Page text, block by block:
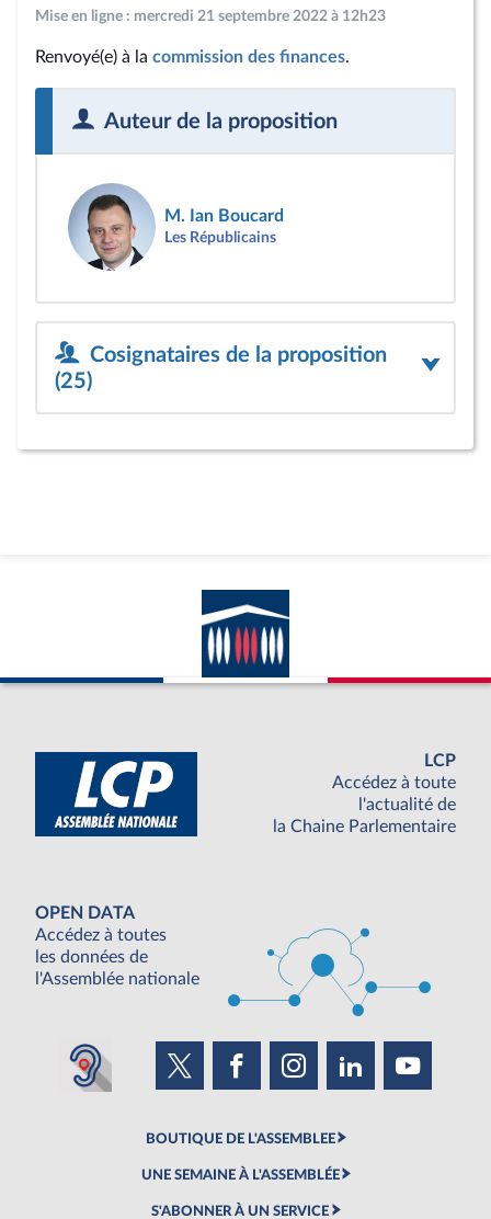
Mise en ligne : mercredi 21 septembre 2022 à 12h23
Renvoyé(e) à la commission des finances.
Auteur de la proposition
M. Ian Boucard
Les Républicains
Cosignataires de la proposition
(25)
LCP
Accédez à toute
l'actualité de
la Chaine Parlementaire
OPEN DATA
Accédez à toutes
les données de
l'Assemblée nationale
BOUTIQUE DE L'ASSEMBLEE
UNE SEMAINE À L'ASSEMBLÉE
S'ABONNER À UN SERVICE